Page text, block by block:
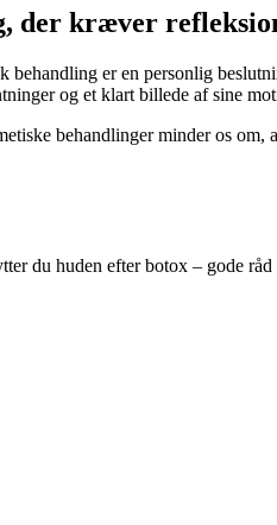
der kræver
behandling er en personlig
og et klart billede af sine
behandlinger minder os
du huden efter botox – gode